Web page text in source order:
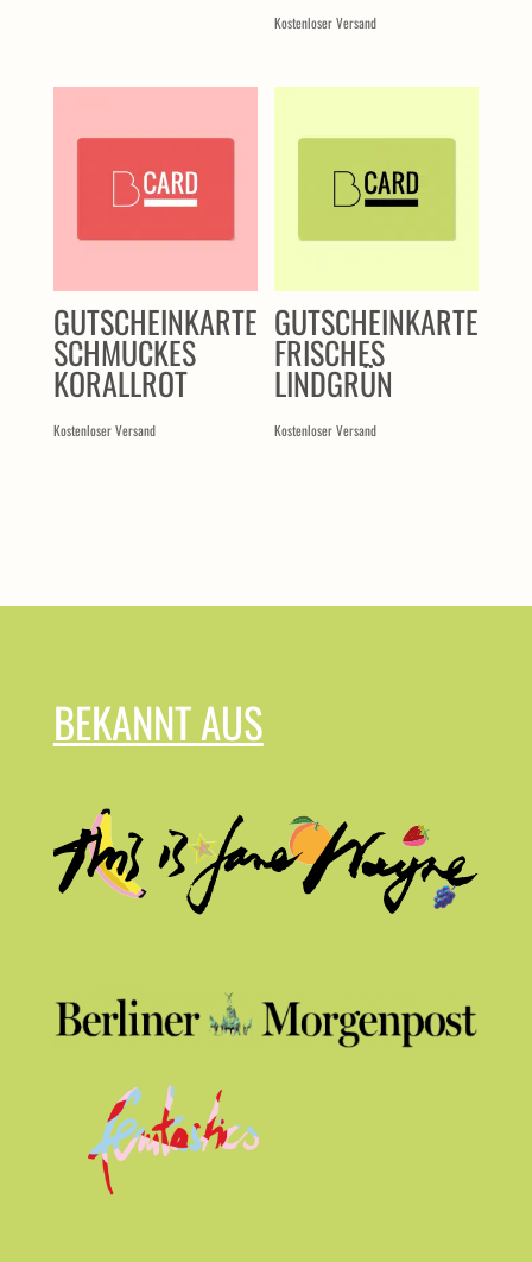
Kostenloser Versand
GUTSCHEINKARTE
SCHMUCKES
KORALLROT
Kostenloser Versand
GUTSCHEINKARTE
FRISCHES
LINDGRÜN
Kostenloser Versand
BEKANNT AUS